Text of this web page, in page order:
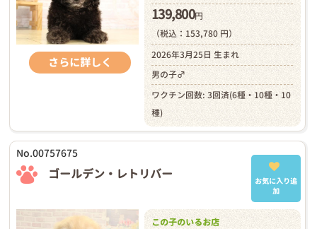
さらに詳しく
139,800円
（税込：153,780 円）
2026年3月25日 生まれ
男の子♂
ワクチン回数: 3回済(6種・10種・10
種)
No.00757675
ゴールデン・レトリバー
お気に入り追
加
この子のいるお店